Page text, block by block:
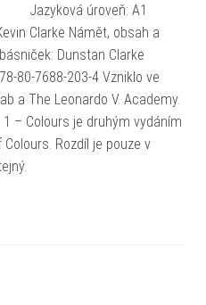
Jazyková úroveň: A1
Clarke Námět, obsah a
Dunstan Clarke
80-7688-203-4 Vzniklo ve
a The Leonardo V. Academy.
– Colours je druhým vydáním
Rozdíl je pouze v